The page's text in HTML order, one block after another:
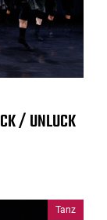
/ UNLUCK
Tanz